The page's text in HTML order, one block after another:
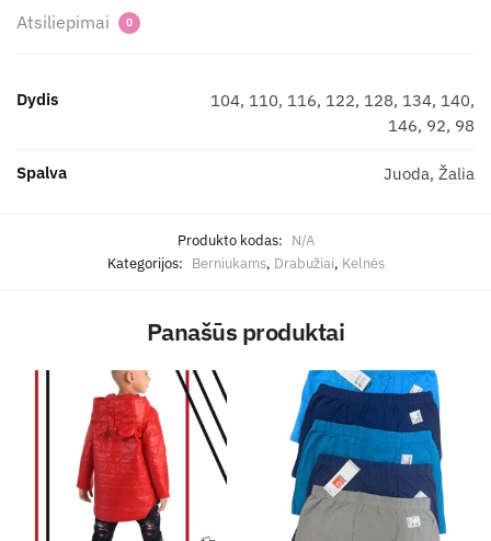
Atsiliepimai 0
Dydis
104, 110, 116, 122, 128, 134, 140,
146, 92, 98
Spalva Juoda, Žalia
Produkto kodas: N/A
Kategorijos: Berniukams, Drabužiai, Kelnės
Panašūs produktai